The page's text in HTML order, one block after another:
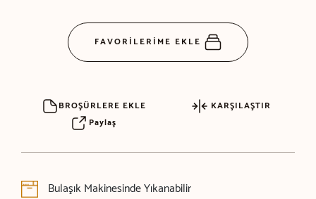
FAVORİLERİME EKLE
BROŞÜRLERE EKLE
KARŞILAŞTIR
Paylaş
Bulaşık Makinesinde Yıkanabilir